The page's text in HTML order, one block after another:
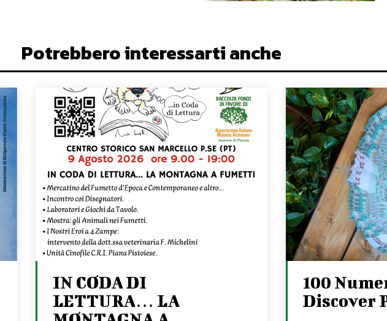
Potrebbero interessarti anche
IN CODA DI
LETTURA… LA
100
Discover